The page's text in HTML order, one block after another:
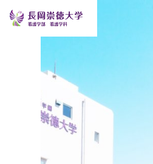
キャンパスライフ